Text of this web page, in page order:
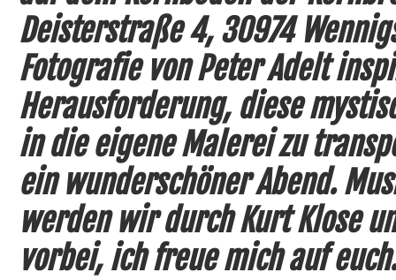
Deisterstraße 4, 30974
Fotografie von Peter Adelt
Herausforderung, diese
in die eigene Malerei zu
ein wunderschöner Abend.
werden wir durch Kurt Klose
vorbei, ich freue mich auf euch.